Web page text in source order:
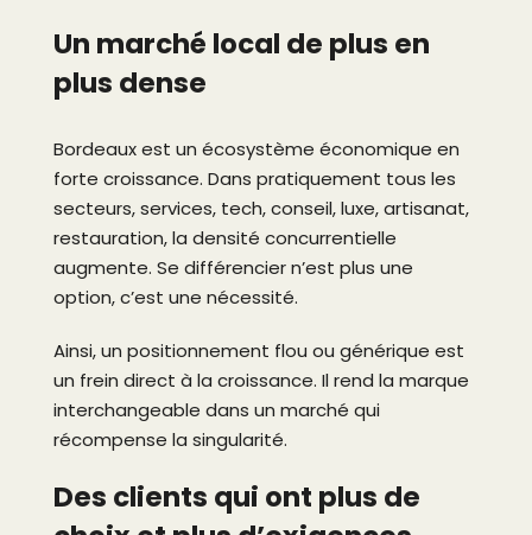
Un marché local de plus en
plus dense
Bordeaux est un écosystème économique en
forte croissance. Dans pratiquement tous les
secteurs, services, tech, conseil, luxe, artisanat,
restauration, la densité concurrentielle
augmente. Se différencier n’est plus une
option, c’est une nécessité.
Ainsi, un positionnement flou ou générique est
un frein direct à la croissance. Il rend la marque
interchangeable dans un marché qui
récompense la singularité.
Des clients qui ont plus de